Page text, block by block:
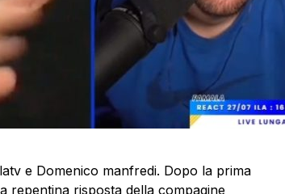
e Domenico manfredi. Dopo la prima
repentina risposta della compagine